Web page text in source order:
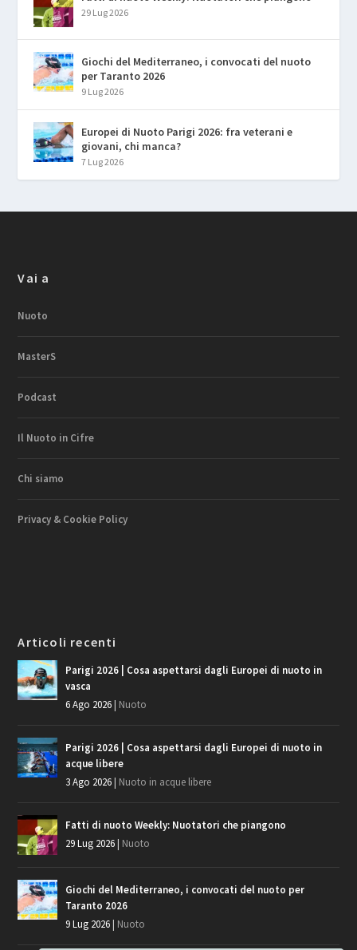
29 Lug 2026
Giochi del Mediterraneo, i convocati del nuoto
per Taranto 2026
9 Lug 2026
Europei di Nuoto Parigi 2026: fra veterani e
giovani, chi manca?
7 Lug 2026
Vai a
Nuoto
MasterS
Podcast
Il Nuoto in Cifre
Chi siamo
Privacy & Cookie Policy
Articoli recenti
Parigi 2026 | Cosa aspettarsi dagli Europei di nuoto in
vasca
6 Ago 2026| Nuoto
Parigi 2026 | Cosa aspettarsi dagli Europei di nuoto in
acque libere
3 Ago 2026| Nuoto in acque libere
Fatti di nuoto Weekly: Nuotatori che piangono
29 Lug 2026| Nuoto
Giochi del Mediterraneo, i convocati del nuoto per
Taranto 2026
9 Lug 2026| Nuoto